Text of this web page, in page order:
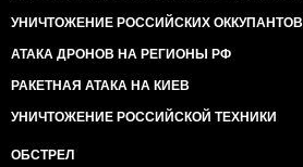
УНИЧТОЖЕНИЕ РОССИЙСКИХ ОККУПАНТОВ
АТАКА ДРОНОВ НА РЕГИОНЫ РФ
РАКЕТНАЯ АТАКА НА КИЕВ
УНИЧТОЖЕНИЕ РОССИЙСКОЙ ТЕХНИКИ
ОБСТРЕЛ